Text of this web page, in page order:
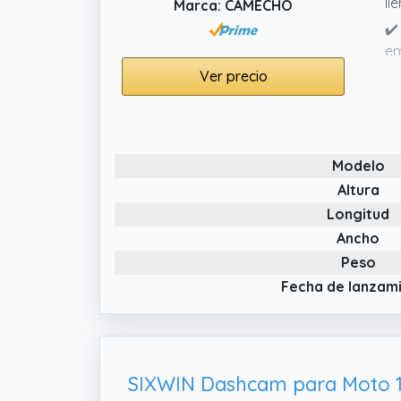
Marca: CAMECHO
Ver precio
✔️
Modelo
Altura
Longitud
Ancho
Peso
Fecha de